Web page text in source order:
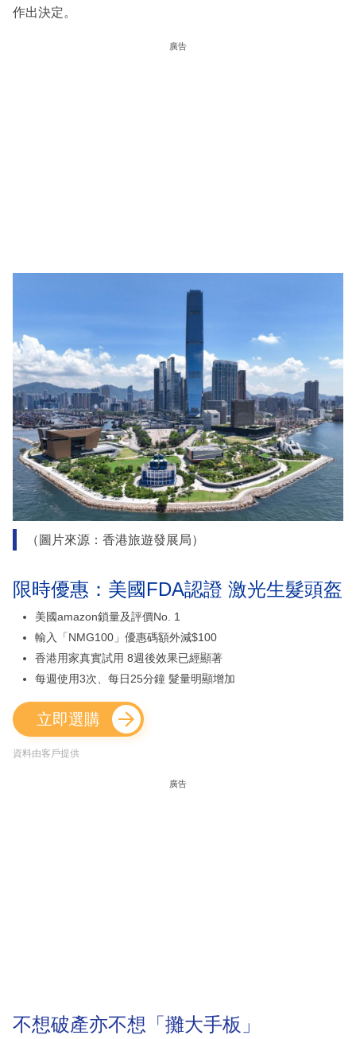
作出決定。
廣告
（圖片來源：香港旅遊發展局）
限時優惠：美國FDA認證 激光生髮頭盔
美國amazon鎖量及評價No. 1
輸入「NMG100」優惠碼額外減$100
香港用家真實試用 8週後效果已經顯著
每週使用3次、每日25分鐘 髮量明顯增加
立即選購
資料由客戶提供
廣告
不想破產亦不想「攤大手板」